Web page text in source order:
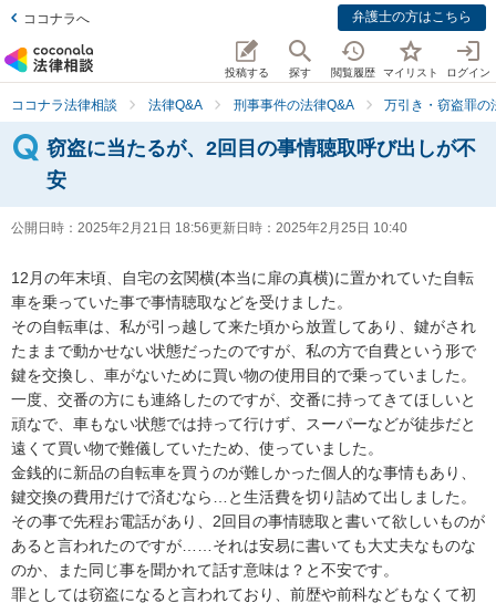
ココナラへ 弁護士の方はこちら
投稿する 探す 閲覧履歴 マイリスト ログイン
ココナラ法律相談 法律Q&A 刑事事件の法律Q&A 万引き・窃盗罪の
窃盗に当たるが、2回目の事情聴取呼び出しが不
安
公開日時： 2025年2月21日 18:56更新日時： 2025年2月25日 10:40
12月の年末頃、自宅の玄関横(本当に扉の真横)に置かれていた自転
車を乗っていた事で事情聴取などを受けました。
その自転車は、私が引っ越して来た頃から放置してあり、鍵がされ
たままで動かせない状態だったのですが、私の方で自費という形で
鍵を交換し、車がないために買い物の使用目的で乗っていました。
一度、交番の方にも連絡したのですが、交番に持ってきてほしいと
頑なで、車もない状態では持って行けず、スーパーなどが徒歩だと
遠くて買い物で難儀していたため、使っていました。
金銭的に新品の自転車を買うのが難しかった個人的な事情もあり、
鍵交換の費用だけで済むなら…と生活費を切り詰めて出しました。
その事で先程お電話があり、2回目の事情聴取と書いて欲しいものが
あると言われたのですが……それは安易に書いても大丈夫なものな
のか、また同じ事を聞かれて話す意味は？と不安です。
罪としては窃盗になると言われており、前歴や前科などもなくて初